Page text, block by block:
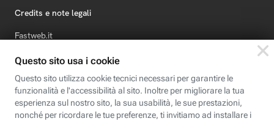
Credits e note legali
Fastweb.it
Formazione
Fastweb Digital Academy
STEP FuturAbility District